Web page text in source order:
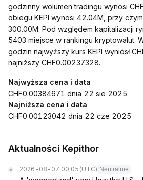
godzinny wolumen tradingu wynosi
obiegu KEPI wynosi 42.04M, przy
300.00M. Pod względem kapitalizacji
5403 miejsce w rankingu kryptowalut.
godzin najwyższy kurs KEPI wyniósł
najniższy CHF0.00237328.
Najwyższa cena i data
CHF0.00384671 dnia 22 sie 2025
Najniższa cena i data
CHF0.00123042 dnia 22 cze 2025
Aktualności Kepithor
2026-08-07 00:05 (UTC) Neutralnie